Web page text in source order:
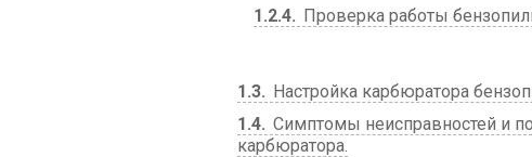
1.2.4 Проверка работы
1.3
Настройка карбюратора
1.4 Симптомы неисправностей и
карбюратора.